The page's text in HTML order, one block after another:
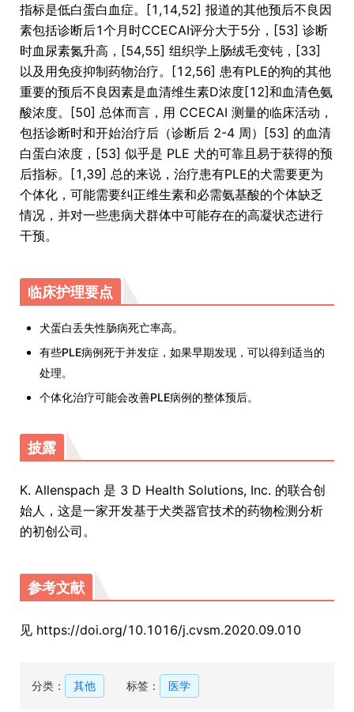
指标是低白蛋白血症。[1,14,52] 报道的其他预后不良因
素包括诊断后1个月时CCECAI评分大于5分，[53] 诊断
时血尿素氮升高，[54,55] 组织学上肠绒毛变钝，[33]
以及用免疫抑制药物治疗。[12,56] 患有PLE的狗的其他
重要的预后不良因素是血清维生素D浓度[12]和血清色氨
酸浓度。[50] 总体而言，用 CCECAI 测量的临床活动，
包括诊断时和开始治疗后（诊断后 2-4 周）[53] 的血清
白蛋白浓度，[53] 似乎是 PLE 犬的可靠且易于获得的预
后指标。[1,39] 总的来说，治疗患有PLE的犬需要更为
个体化，可能需要纠正维生素和必需氨基酸的个体缺乏
情况，并对一些患病犬群体中可能存在的高凝状态进行
干预。
临床护理要点
犬蛋白丢失性肠病死亡率高。
有些PLE病例死于并发症，如果早期发现，可以得到适当的
处理。
个体化治疗可能会改善PLE病例的整体预后。
披露
K. Allenspach 是 3 D Health Solutions, Inc. 的联合创
始人，这是一家开发基于犬类器官技术的药物检测分析
的初创公司。
参考文献
见 https://doi.org/10.1016/j.cvsm.2020.09.010
分类： 其他 标签： 医学